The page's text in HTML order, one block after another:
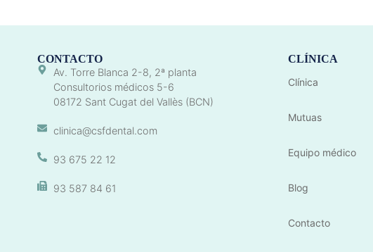
CONTACTO
Av. Torre Blanca 2-8, 2ª planta
Consultorios médicos 5-6
08172 Sant Cugat del Vallès (BCN)
clinica@csfdental.com
93 675 22 12
93 587 84 61
CLÍNICA
Clínica
Mutuas
Equipo médico
Blog
Contacto